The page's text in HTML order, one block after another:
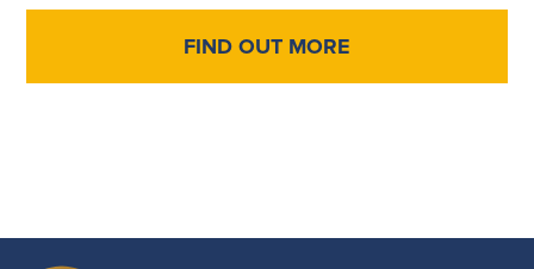
FIND OUT MORE